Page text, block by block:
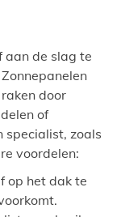
aan de slag te
door
of
specialist, zoals
voordelen:
op het dak te